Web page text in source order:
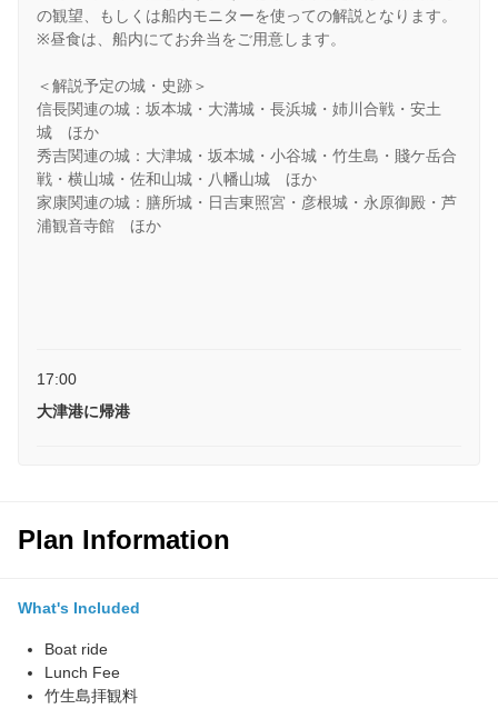
の観望、もしくは船内モニターを使っての解説となります。
※昼食は、船内にてお弁当をご用意します。
＜解説予定の城・史跡＞
信長関連の城：坂本城・大溝城・長浜城・姉川合戦・安土
城 ほか
秀吉関連の城：大津城・坂本城・小谷城・竹生島・賤ケ岳合
戦・横山城・佐和山城・八幡山城 ほか
家康関連の城：膳所城・日吉東照宮・彦根城・永原御殿・芦
浦観音寺館 ほか
17:00
大津港に帰港
Plan Information
What's Included
Boat ride
Lunch Fee
竹生島拝観料